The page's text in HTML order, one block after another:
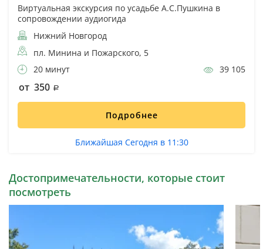
Виртуальная экскурсия по усадьбе А.С.Пушкина в
сопровождении аудиогида
Нижний Новгород
пл. Минина и Пожарского, 5
20 минут
39 105
от 350
Подробнее
Ближайшая Сегодня в 11:30
Достопримечательности, которые стоит
посмотреть